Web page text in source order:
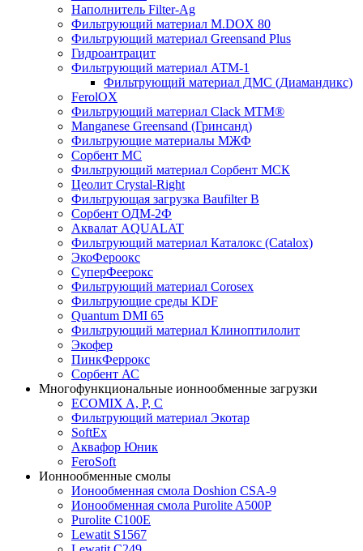
Наполнитель Filter-Ag
Фильтрующий материал M.DOX 80
Фильтрующий материал Greensand Plus
Гидроантрацит
Фильтрующий материал АТМ-1
Фильтрующий материал ДМС (Диамандикс)
FerolOX
Фильтрующий материал Clack MTM®
Manganese Greensand (Гринсанд)
Фильтрующие материалы МЖФ
Сорбент МС
Фильтрующий материал Сорбент МСК
Цеолит Crystal-Right
Фильтрующая загрузка Baufilter B
Сорбент ОДМ-2Ф
Аквалат AQUALAT
Фильтрующий материал Каталокс (Catalox)
ЭкоФероокс
СуперФеерокс
Фильтрующий материал Corosex
Фильтрующие среды KDF
Quantum DMI 65
Фильтрующий материал Клиноптилолит
Экофер
ПинкФеррокс
Сорбент АС
Многофункциональные ионнообменные загрузки
ECOMIX A, P, C
Фильтрующий материал Экотар
SoftEx
Аквафор Юник
FeroSoft
Ионнообменные смолы
Ионообменная смола Doshion CSA-9
Ионообменная смола Purolite A500P
Purolite C100E
Lewatit S1567